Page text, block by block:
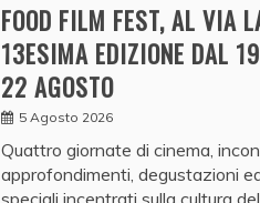
FOOD FILM FEST, AL VIA
13ESIMA EDIZIONE DAL
22 AGOSTO
5 Agosto 2026
Quattro giornate di cinema,
approfondimenti, degustazioni
speciali incentrati sulla cultura del